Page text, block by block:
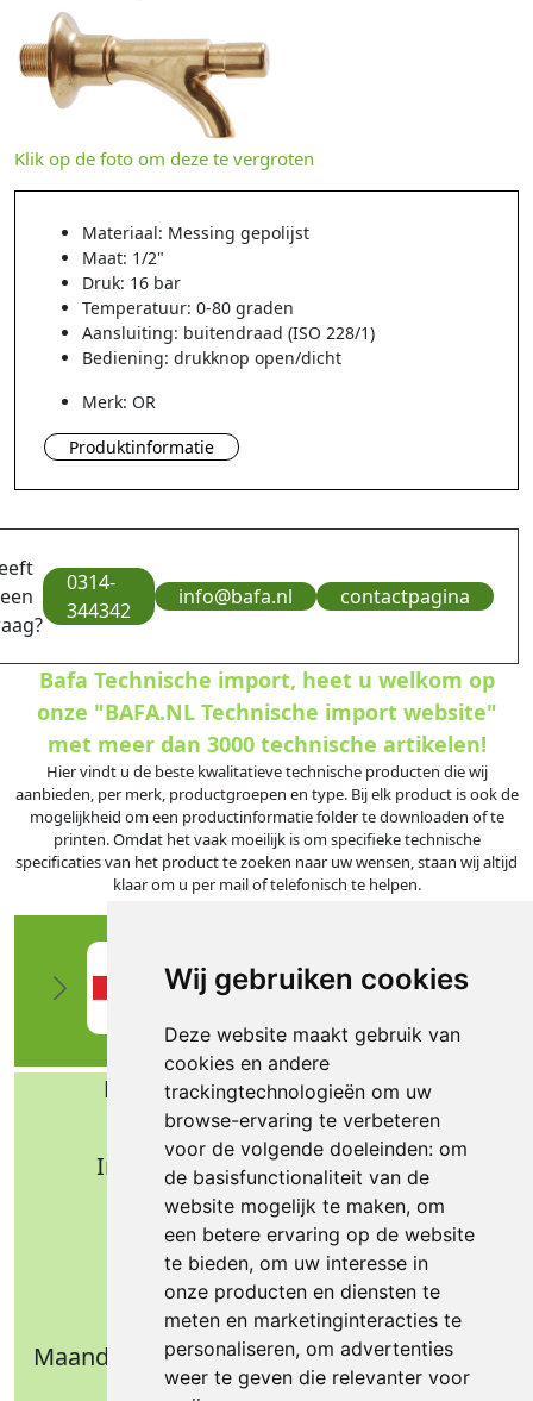
Wij gebruiken cookies
Deze website maakt gebruik van
cookies en andere
trackingtechnologieën om uw
browse-ervaring te verbeteren
voor de volgende doeleinden: om
de basisfunctionaliteit van de
website mogelijk te maken, om
een betere ervaring op de website
te bieden, om uw interesse in
onze producten en diensten te
meten en marketinginteracties te
personaliseren, om advertenties
weer te geven die relevanter voor
Klik op de foto om deze te vergroten
Materiaal: Messing gepolijst
Maat: 1/2"
Druk: 16 bar
Temperatuur: 0-80 graden
Aansluiting: buitendraad (ISO 228/1)
Bediening: drukknop open/dicht
Merk: OR
Produktinformatie
0314-
344342
info@bafa.nl contactpagina
Bafa Technische import, heet u welkom op
onze "BAFA.NL Technische import website"
met meer dan 3000 technische artikelen!
Hier vindt u de beste kwalitatieve technische producten die wij
aanbieden, per merk, productgroepen en type. Bij elk product is ook de
mogelijkheid om een productinformatie folder te downloaden of te
printen. Omdat het vaak moeilijk is om specifieke technische
specificaties van het product te zoeken naar uw wensen, staan wij altijd
klaar om u per mail of telefonisch te helpen.
Bafa b.v. Technische import
Nijverheidsweg 11
Industrieterrein Verheulsweide
7005 AS Doetinchem
Tel.: +31 (0)314 344 342
Email: info@bafa.nl
Openingstijden
Maandag t/m donderdag: 09.00 - 16.30 uur
Vrijdag: 09.00 - 14.30 uur